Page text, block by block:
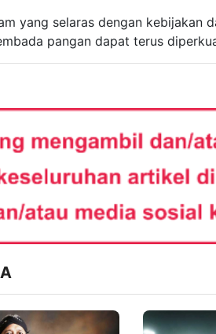
yang selaras dengan kebijakan
pangan dapat terus